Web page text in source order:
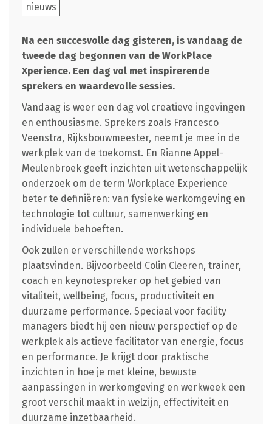
nieuws
Na een succesvolle dag gisteren, is vandaag de
tweede dag begonnen van de WorkPlace
Xperience. Een dag vol met inspirerende
sprekers en waardevolle sessies.
Vandaag is weer een dag vol creatieve ingevingen
en enthousiasme. Sprekers zoals Francesco
Veenstra, Rijksbouwmeester, neemt je mee in de
werkplek van de toekomst. En Rianne Appel-
Meulenbroek geeft inzichten uit wetenschappelijk
onderzoek om de term Workplace Experience
beter te definiëren: van fysieke werkomgeving en
technologie tot cultuur, samenwerking en
individuele behoeften.
Ook zullen er verschillende workshops
plaatsvinden. Bijvoorbeeld Colin Cleeren, trainer,
coach en keynotespreker op het gebied van
vitaliteit, wellbeing, focus, productiviteit en
duurzame performance. Speciaal voor facility
managers biedt hij een nieuw perspectief op de
werkplek als actieve facilitator van energie, focus
en performance. Je krijgt door praktische
inzichten in hoe je met kleine, bewuste
aanpassingen in werkomgeving en werkweek een
groot verschil maakt in welzijn, effectiviteit en
duurzame inzetbaarheid.